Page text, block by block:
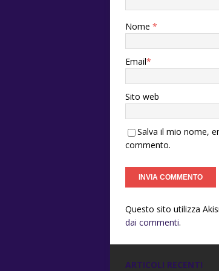
Nome *
Email*
Sito web
Salva il mio nome,
commento.
Questo sito utilizza
dai commenti.
ARTICOLI RECENTI